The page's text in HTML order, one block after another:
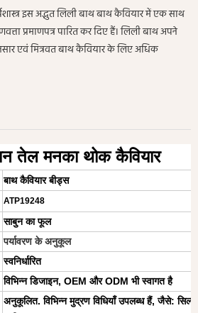
इस अद्भुत लिली बाथ बाथ कैवियार में एक साथ
प्रमाणपत्र पारित कर दिए हैं। लिली बाथ अपने
एवं मित्रवत बाथ कैवियार के लिए अधिक
तेल मनका थोक कैवियार
बाथ कैवियार बीड्स
ATP19248
साबुन का फूल
पर्यावरण के अनुकूल
स्वनिर्धारित
विभिन्न डिजाइन, OEM और ODM भी स्वागत है
अनुकूलित. विभिन्न मुद्रण विधियाँ उपलब्ध हैं, जैसे: सिल्क